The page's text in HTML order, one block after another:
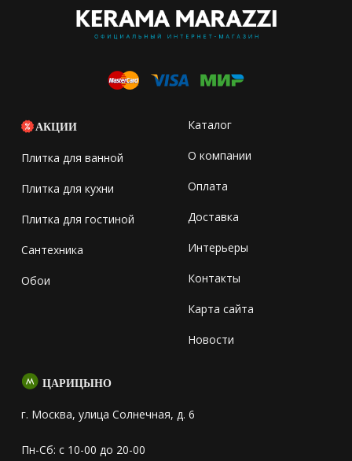
АКЦИИ
Плитка для ванной
Плитка для кухни
Плитка для гостиной
Сантехника
Обои
Каталог
О компании
Оплата
Доставка
Интерьеры
Контакты
Карта сайта
Новости
ЦАРИЦЫНО
г. Москва, улица Солнечная, д. 6
Пн-Сб: с 10-00 до 20-00